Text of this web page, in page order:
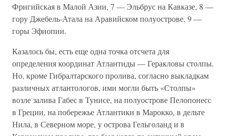
Фригийская в Малой Азии, 7 — Эльбрус на Кавказе, 8 —
гору Джебель-Атала на Аравийском полуострове, 9 —
горы Эфиопии.
Казалось бы, есть еще одна точка отсчета для
определения координат Атлантиды — Геракловы столпы.
Но, кроме Гибралтарского пролива, согласно выкладкам
различных атлантологов, ими могли быть «Столпы»
возле залива Габес в Тунисе, на полуострове Пелопонесс
в Греции, на побережье Атлантики в Марокко, в дельте
Нила, в Северном море, у острова Гельголанд и в